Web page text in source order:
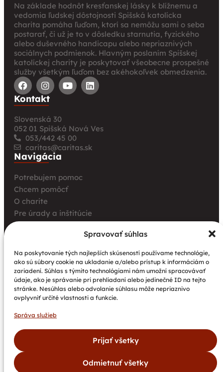
Spravovať súhlas
Na poskytovanie tých najlepších skúseností používame technológie,
ako sú súbory cookie na ukladanie a/alebo prístup k informáciám o
zariadení. Súhlas s týmito technológiami nám umožní spracovávať
údaje, ako je správanie pri prehliadaní alebo jedinečné ID na tejto
stránke. Nesúhlas alebo odvolanie súhlasu môže nepriaznivo
ovplyvniť určité vlastnosti a funkcie.
Správa služieb
Prijať všetky
Odmietnuť všetky
Na základe hodnôt kresťanskej lásky k blížnemu a
vedomia ľudskej dôstojnosti Spišská katolícka
charita pomáha ľuďom, ktorí sa nemôžu sami o seba
postarať, či už je to v dôsledku starnutia, fyzického
alebo duševného handicapu alebo nepriaznivých
sociálnych podmienok. Hlavným poslaním Spišskej
katolíckej charity je poskytovať všeobecne prospešné
služby všetkým ľuďom bez akéhokoľvek obmedzenia.
Kontakt
Slovenská 30
052 01 Spišská Nová Ves
053/442 45 00
caritas@caritas.sk
Navigácia
Potrebujem pomoc
Chcem pomôcť
O charite
Pre úrady a inštitúcie
Farské charity
Aktuality
Charita bez hraníc: Stretnutie Spišskej katolíckej
charity a Krakowskej arcidiecéznej charity prinieslo
nové pohľady na fundraising aj propagáciu
Nové petangové ihrisko prináša seniorom radosť,
pohyb a komunitu
tretích krajín vrátane migrantov“